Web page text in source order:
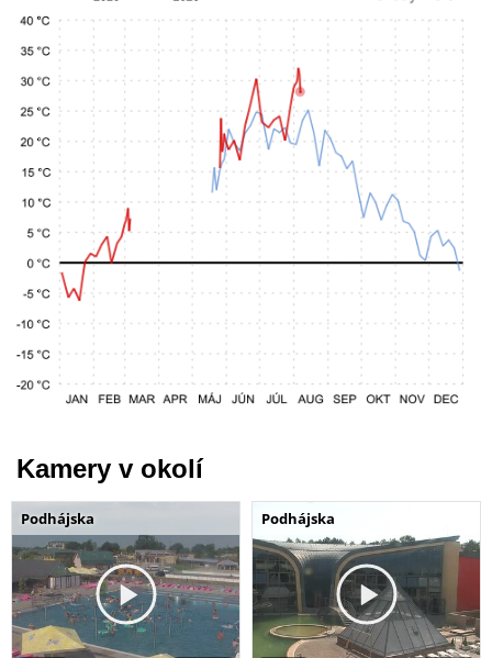
Kamery v okolí
Podhájska Podhájska